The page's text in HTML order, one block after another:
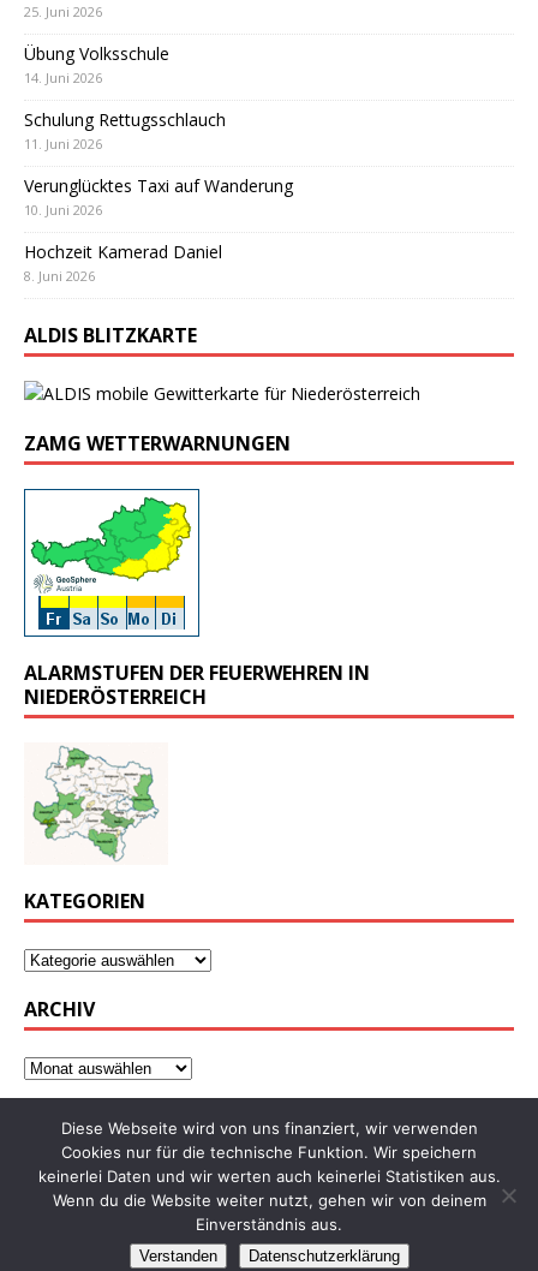
25. Juni 2026
Übung Volksschule
14. Juni 2026
Schulung Rettugsschlauch
11. Juni 2026
Verunglücktes Taxi auf Wanderung
10. Juni 2026
Hochzeit Kamerad Daniel
8. Juni 2026
ALDIS BLITZKARTE
ZAMG WETTERWARNUNGEN
ALARMSTUFEN DER FEUERWEHREN IN
NIEDERÖSTERREICH
KATEGORIEN
ARCHIV
Diese Webseite wird von uns finanziert, wir verwenden
Cookies nur für die technische Funktion. Wir speichern
keinerlei Daten und wir werten auch keinerlei Statistiken aus.
Wenn du die Website weiter nutzt, gehen wir von deinem
Einverständnis aus.
Verstanden Datenschutzerklärung